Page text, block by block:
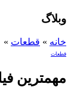
وبلاگ
خانه » قطعات »
قطعات
مهمترین